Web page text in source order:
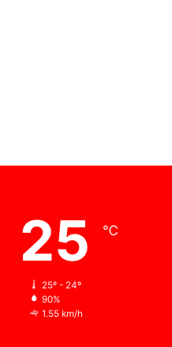
25 ℃
25º - 24º
90%
1.55 km/h